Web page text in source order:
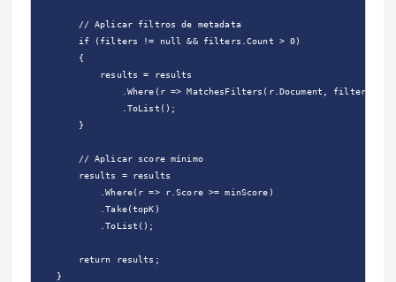
        // Aplicar filtros de metadata
        if (filters != null && filters.Count > 0)
        {
            results = results
                .Where(r => MatchesFilters(r.Document, filters))
                .ToList();
        }
        // Aplicar score mínimo
        results = results
            .Where(r => r.Score >= minScore)
            .Take(topK)
            .ToList();
        return results;
    }